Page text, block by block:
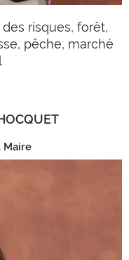
risques, forêt,
pêche, marché
Maire